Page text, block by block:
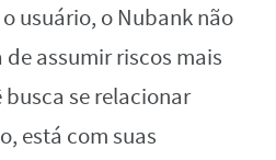
usuário, o Nubank não
assumir riscos mais
busca se relacionar
está com suas